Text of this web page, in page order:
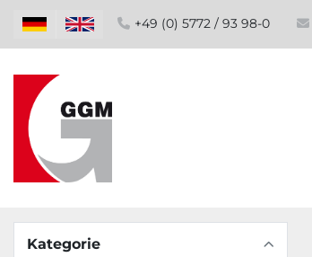
+49 (0) 5772 / 93 98-0
Kategorie